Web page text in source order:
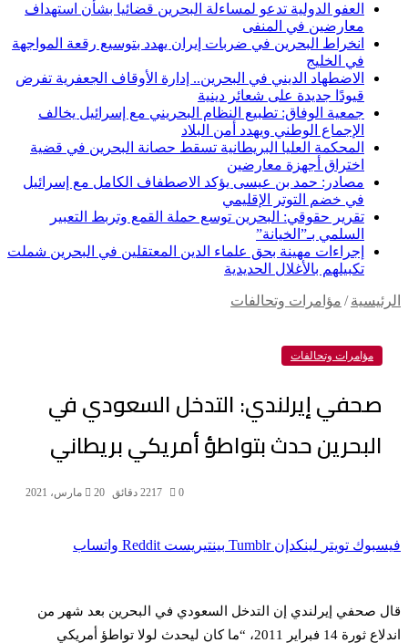
العفو الدولية تدعو لمساءلة البحرين قضائيا بشأن استهداف
معارضين في المنفى
انخراط البحرين في ضربات إيران يهدد بتوسيع رقعة المواجهة
في الخليج
الاضطهاد الديني في البحرين.. إدارة الأوقاف الجعفرية تفرض
قيودًا جديدة على شعائر دينية
جمعية الوفاق: تطبيع النظام البحريني مع إسرائيل يخالف
الإجماع الوطني ويهدد أمن البلاد
المحكمة العليا البريطانية تسقط حصانة البحرين في قضية
اختراق أجهزة معارضين
مصادر: حمد بن عيسى يؤكد الاصطفاف الكامل مع إسرائيل
في خضم التوتر الإقليمي
تقرير حقوقي: البحرين توسع حملة القمع وتربط التعبير
السلمي بـ”الخيانة”
إجراءات مهينة بحق علماء الدين المعتقلين في البحرين شملت
تكبيلهم بالأغلال الحديدية
الرئيسية /مؤامرات وتحالفات
مؤامرات وتحالفات
صحفي إيرلندي: التدخل السعودي في
البحرين حدث بتواطؤ أمريكي بريطاني
20 مارس، 2021 0
2172 دقائق
فيسبوك تويتر لينكدإن بينتيريست واتساب
قال صحفي إيرلندي إن التدخل السعودي في البحرين بعد شهر من
اندلاع ثورة 14 فبراير 2011، “ما كان ليحدث لولا تواطؤ أمريكي